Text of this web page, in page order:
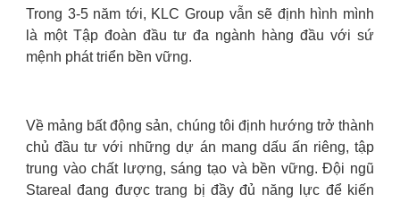
Trong 3-5 năm tới, KLC Group vẫn sẽ định hình mình
là một Tập đoàn đầu tư đa ngành hàng đầu với sứ
mệnh phát triển bền vững.
Về mảng bất động sản, chúng tôi định hướng trở thành
chủ đầu tư với những dự án mang dấu ấn riêng, tập
trung vào chất lượng, sáng tạo và bền vững. Đội ngũ
Stareal đang được trang bị đầy đủ năng lực để kiến